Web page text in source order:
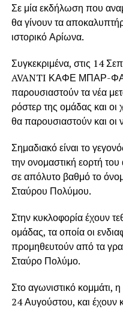
Σε μία εκδήλωση που
θα γίνουν τα
ιστορικό Αρίωνα.
Συγκεκριμένα, στις 14
AVANTI ΚΑΦΕ ΜΠΑΡ-
παρουσιαστούν τα νέα
ρόστερ της ομάδας και
θα παρουσιαστούν και οι
Σημαδιακό είναι το
την ονομαστική εορτή
σε απόλυτο βαθμό το
Σταύρου Πολύμου.
Στην κυκλοφορία έχουν
ομάδας, τα οποία οι
προμηθευτούν από τα
Σταύρο Πολύμο.
Στο αγωνιστικό κομμάτι,
24 Αυγούστου, και έχουν